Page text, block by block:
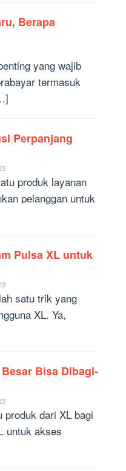
Berapa
yang wajib
termasuk
Perpanjang
produk layanan
pelanggan untuk
Pulsa XL untuk
satu trik yang
XL. Ya,
Bisa Dibagi-
produk dari XL bagi
untuk akses